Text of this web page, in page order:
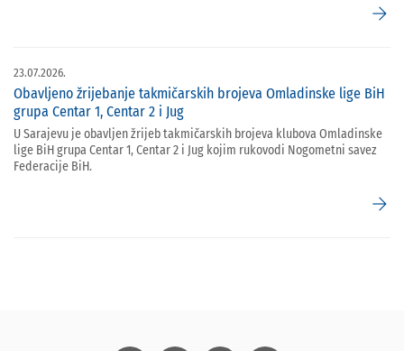
arrow_forward
23.07.2026.
Obavljeno žrijebanje takmičarskih brojeva Omladinske lige BiH
grupa Centar 1, Centar 2 i Jug
U Sarajevu je obavljen žrijeb takmičarskih brojeva klubova Omladinske
lige BiH grupa Centar 1, Centar 2 i Jug kojim rukovodi Nogometni savez
Federacije BiH.
arrow_forward